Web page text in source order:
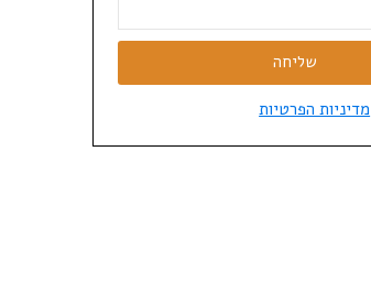
מדיניות הפרטיות
שליחה